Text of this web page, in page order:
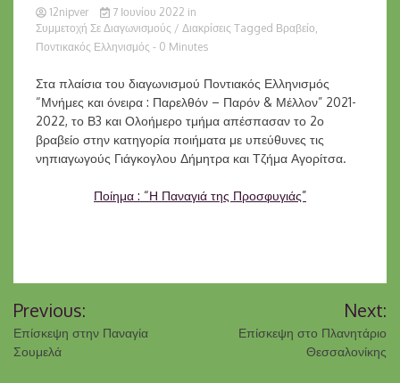
12nipver 7 Ιουνίου 2022 in
Συμμετοχή Σε Διαγωνισμούς / Διακρίσεις Tagged Βραβείο,
Ποντικακός Ελληνισμός - 0 Minutes
Στα πλαίσια του διαγωνισμού Ποντιακός Ελληνισμός
“Μνήμες και όνειρα : Παρελθόν – Παρόν & Μέλλον” 2021-
2022, το Β3 και Ολοήμερο τμήμα απέσπασαν το 2ο
βραβείο στην κατηγορία ποιήματα με υπεύθυνες τις
νηπιαγωγούς Γιάγκογλου Δήμητρα και Τζήμα Αγορίτσα.
Ποίημα : “Η Παναγιά της Προσφυγιάς”
άρθρων
Previous:
Επίσκεψη στην Παναγία
Σουμελά
Next:
Επίσκεψη στο Πλανητάριο
Θεσσαλονίκης